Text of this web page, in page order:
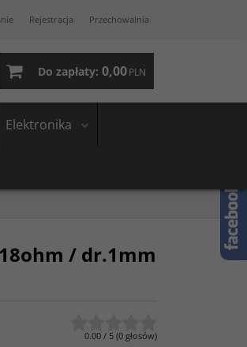
Rejestracja Przechowalnia
Do zapłaty: 0,00PLN
Elektronika
/ dr.1mm
0.00 / 5 (0 głosów)